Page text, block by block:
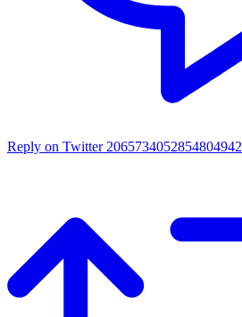
Reply on Twitter 2065734052854804942